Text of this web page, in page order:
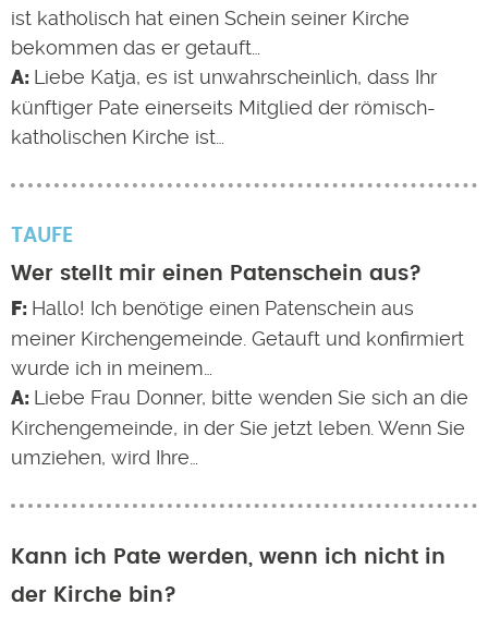
ist katholisch hat einen Schein seiner Kirche
bekommen das er getauft…
Liebe Katja, es ist unwahrscheinlich, dass Ihr
künftiger Pate einerseits Mitglied der römisch-
katholischen Kirche ist…
TAUFE
Wer stellt mir einen Patenschein aus?
Hallo! Ich benötige einen Patenschein aus
meiner Kirchengemeinde. Getauft und konfirmiert
wurde ich in meinem…
Liebe Frau Donner, bitte wenden Sie sich an die
Kirchengemeinde, in der Sie jetzt leben. Wenn Sie
umziehen, wird Ihre…
Kann ich Pate werden, wenn ich nicht in
der Kirche bin?